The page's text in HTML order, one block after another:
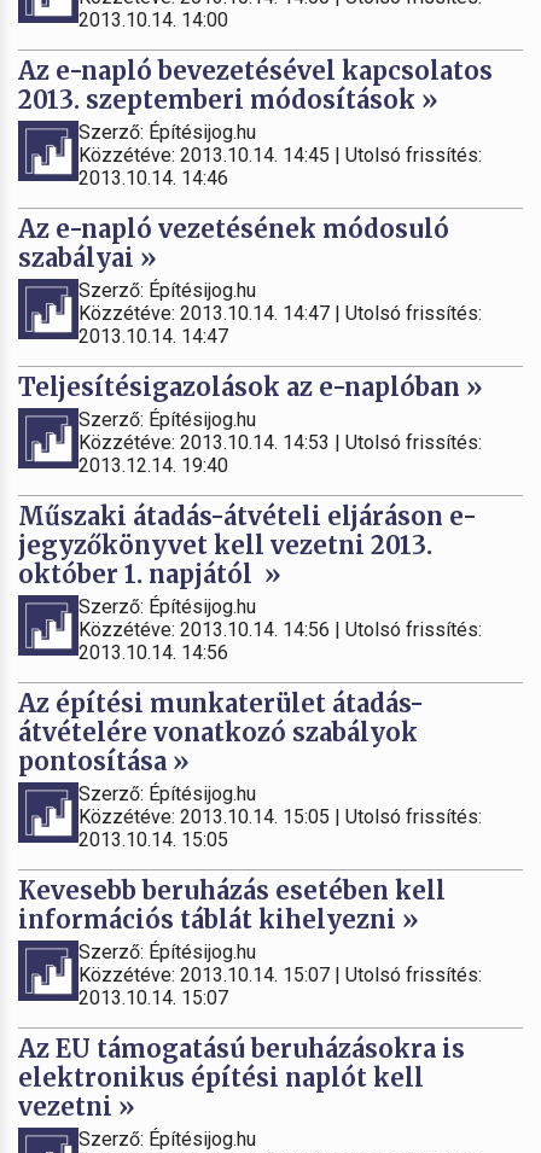
2013.10.14. 14:00
Az e-napló bevezetésével kapcsolatos
2013. szeptemberi módosítások »
Szerző: Építésijog.hu
Közzétéve: 2013.10.14. 14:45 | Utolsó frissítés:
2013.10.14. 14:46
Az e-napló vezetésének módosuló
szabályai »
Szerző: Építésijog.hu
Közzétéve: 2013.10.14. 14:47 | Utolsó frissítés:
2013.10.14. 14:47
Teljesítésigazolások az e-naplóban »
Szerző: Építésijog.hu
Közzétéve: 2013.10.14. 14:53 | Utolsó frissítés:
2013.12.14. 19:40
Műszaki átadás-átvételi eljáráson e-
jegyzőkönyvet kell vezetni 2013.
október 1. napjától »
Szerző: Építésijog.hu
Közzétéve: 2013.10.14. 14:56 | Utolsó frissítés:
2013.10.14. 14:56
Az építési munkaterület átadás-
átvételére vonatkozó szabályok
pontosítása »
Szerző: Építésijog.hu
Közzétéve: 2013.10.14. 15:05 | Utolsó frissítés:
2013.10.14. 15:05
Kevesebb beruházás esetében kell
információs táblát kihelyezni »
Szerző: Építésijog.hu
Közzétéve: 2013.10.14. 15:07 | Utolsó frissítés:
2013.10.14. 15:07
Az EU támogatású beruházásokra is
elektronikus építési naplót kell
vezetni »
Szerző: Építésijog.hu